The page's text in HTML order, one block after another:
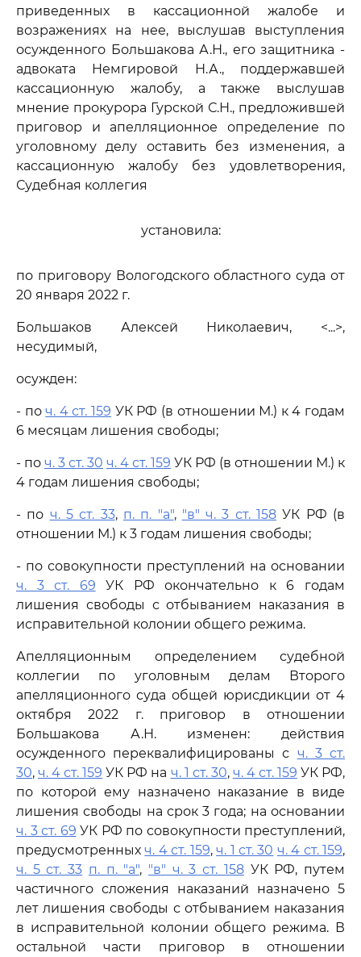
приведенных в кассационной жалобе и
возражениях на нее, выслушав выступления
осужденного Большакова А.Н., его защитника -
адвоката Немгировой Н.А., поддержавшей
кассационную жалобу, а также выслушав
мнение прокурора Гурской С.Н., предложившей
приговор и апелляционное определение по
уголовному делу оставить без изменения, а
кассационную жалобу без удовлетворения,
Судебная коллегия
установила:
по приговору Вологодского областного суда от
20 января 2022 г.
Большаков Алексей Николаевич, <...>,
несудимый,
осужден:
- поч. 4 ст. 159 УК РФ (в отношении М.) к 4 годам
6 месяцам лишения свободы;
- по ч. 3 ст. 30 ч. 4 ст. 159 УК РФ (в отношении М.) к
4 годам лишения свободы;
- по ч. 5 ст. 33, п. п. "а", "в" ч. 3 ст. 158 УК РФ (в
отношении М.) к 3 годам лишения свободы;
- по совокупности преступлений на основании
ч. 3 ст. 69 УК РФ окончательно к 6 годам
лишения свободы с отбыванием наказания в
исправительной колонии общего режима.
Апелляционным определением судебной
коллегии по уголовным делам Второго
апелляционного суда общей юрисдикции от 4
октября 2022 г. приговор в отношении
Большакова А.Н. изменен: действия
осужденного переквалифицированы с ч. 3 ст.
30,ч. 4 ст. 159 УК РФ на ч. 1 ст. 30, ч. 4 ст. 159 УК РФ,
по которой ему назначено наказание в виде
лишения свободы на срок 3 года; на основании
ч. 3 ст. 69 УК РФ по совокупности преступлений,
предусмотренныхч. 4 ст. 159,ч. 1 ст. 30 ч. 4 ст. 159,
ч. 5 ст. 33 п. п. "а", "в" ч. 3 ст. 158УК РФ, путем
частичного сложения наказаний назначено 5
лет лишения свободы с отбыванием наказания
в исправительной колонии общего режима. В
остальной части приговор в отношении